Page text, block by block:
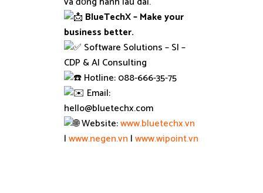
BlueTechX – Make your
business better.
Software Solutions – SI –
CDP & AI Consulting
Hotline: 088-666-35-75
Email:
hello@bluetechx.com
Website:www.bluetechx.vn
|www.negen.vn |www.wipoint.vn